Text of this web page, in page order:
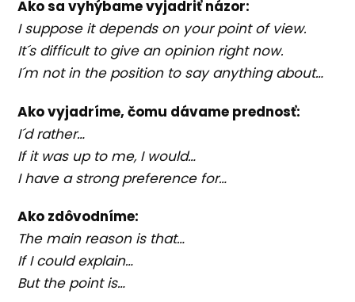
Ako sa vyhýbame vyjadriť názor:
I suppose it depends on your point of view.
It´s difficult to give an opinion right now.
I´m not in the position to say anything about…
Ako vyjadríme, čomu dávame prednosť:
I´d rather…
If it was up to me, I would…
I have a strong preference for…
Ako zdôvodníme:
The main reason is that…
If I could explain…
But the point is…